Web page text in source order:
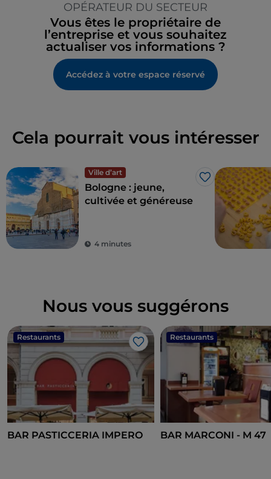
OPÉRATEUR DU SECTEUR
Vous êtes le propriétaire de
l’entreprise et vous souhaitez
actualiser vos informations ?
Accédez à votre espace réservé
Cela pourrait vous intéresser
Ville d’art
J’aime
Bologne : jeune,
cultivée et généreuse
4 minutes
Nous vous suggérons
Restaurants
J’aime
BAR PASTICCERIA IMPERO
Restaurants
BAR MARCONI - M 47